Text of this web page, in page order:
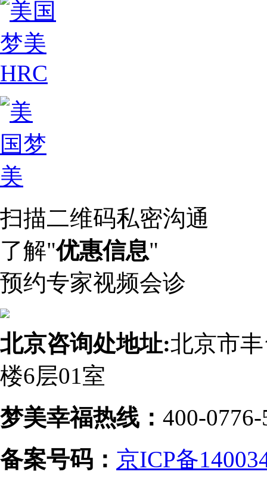
扫描二维码私密沟通
了解"优惠信息"
预约专家视频会诊
北京咨询处地址:北京市
楼6层01室
梦美幸福热线： 400-0776-
备案号码： 京ICP备